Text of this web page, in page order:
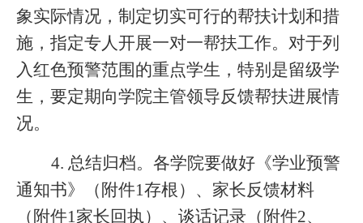
象实际情况，制定切实可行的帮扶计划和措
施，指定专人开展一对一帮扶工作。对于列
入红色预警范围的重点学生，特别是留级学
生，要定期向学院主管领导反馈帮扶进展情
况。
4. 总结归档。各学院要做好《学业预警
通知书》（附件1存根）、家长反馈材料
（附件1家长回执）、谈话记录（附件2、